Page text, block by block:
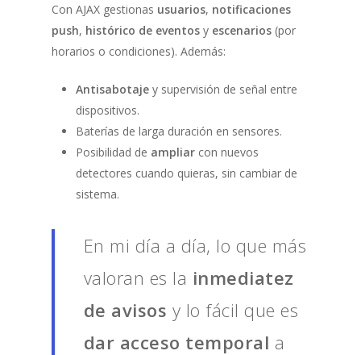
Con AJAX gestionas usuarios, notificaciones
push, histórico de eventos y escenarios (por
horarios o condiciones). Además:
Antisabotaje y supervisión de señal entre
dispositivos.
Baterías de larga duración en sensores.
Posibilidad de ampliar con nuevos
detectores cuando quieras, sin cambiar de
sistema.
En mi día a día, lo que más
valoran es la inmediatez
de avisos y lo fácil que es
dar acceso temporal a